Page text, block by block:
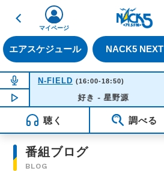
戻る
エアスケジュール NACK5 NEXT
マイページ
NOW ON AIR
N-FIELD (16:00-18:50)
NOW PLAYING15:48
好き - 星野源
聴く 調べる
番組ブログ
BLOG